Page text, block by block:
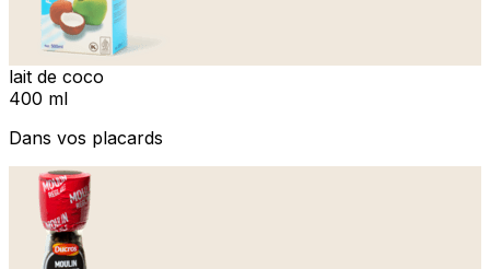
lait de coco
400 ml
Dans vos placards